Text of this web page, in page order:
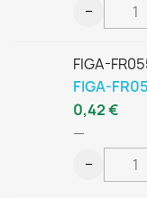
−
FIGA-
FIGA-
—
0,42 €
−